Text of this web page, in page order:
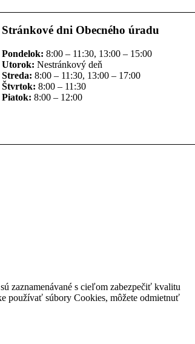
Stránkové dni Obecného úradu
Pondelok: 8:00 – 11:30, 13:00 – 15:00
Utorok: Nestránkový deň
Streda: 8:00 – 11:30, 13:00 – 17:00
Štvrtok: 8:00 – 11:30
Piatok: 8:00 – 12:00
zaznamenávané s cieľom zabezpečiť kvalitu
používať súbory Cookies, môžete odmietnuť